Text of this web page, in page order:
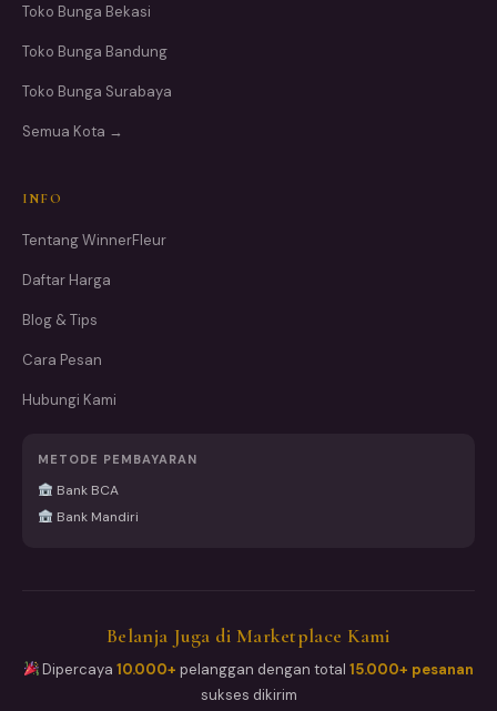
Toko Bunga Bekasi
Toko Bunga Bandung
Toko Bunga Surabaya
Semua Kota →
INFO
Tentang WinnerFleur
Daftar Harga
Blog & Tips
Cara Pesan
Hubungi Kami
METODE PEMBAYARAN
Bank BCA
Bank Mandiri
Belanja Juga di Marketplace Kami
Dipercaya10.000+ pelanggan dengan total15.000+ pesanan
sukses dikirim